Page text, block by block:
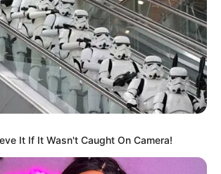
ΥΓΕΙΑ
σε ποιον; Ένα άρθρο που αν
να το διαβάσετε δεν έχει
να δώσετε προσοχή… Δύο εντελώς
διασταυρώθηκαν στην προσοχή μου
It If It Wasn't Caught On Camera!